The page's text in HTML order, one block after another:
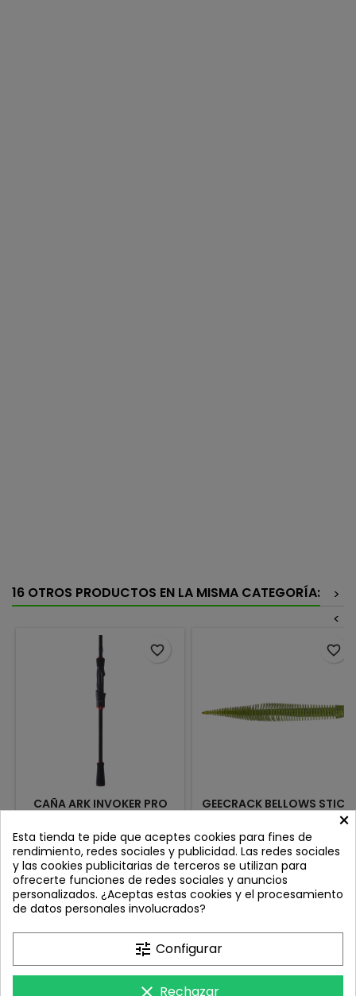
16 OTROS PRODUCTOS EN LA MISMA CATEGORÍA:
>
<
CAÑA ARK INVOKER PRO
SPINNINGReview(s):0
7' MEDIUM EXTRA FAST 8-17 LBS
1/16 - 3/4 OZ 1.77 - 21 GRS
Precio
239,00 €
 Añadir al carrito
favorite_border
GEECRACK BELLOWS STICK
4.8" WEED SPECIAL 286
Review(s):
El gusano palo Geecrack
Bellows presenta un diseño
innovador que produce una
acción diferente a cualquier
sección de cola bulbosa y
nervaduras de arriba a
abajo, el Geecrack Bellows
Precio
9,40 €
favorite_border
×
Esta tienda te pide que aceptes cookies para fines de
rendimiento, redes sociales y publicidad. Las redes sociales
y las cookies publicitarias de terceros se utilizan para
ofrecerte funciones de redes sociales y anuncios
personalizados. ¿Aceptas estas cookies y el procesamiento
de datos personales involucrados?
tune Configurar
clear Rechazar